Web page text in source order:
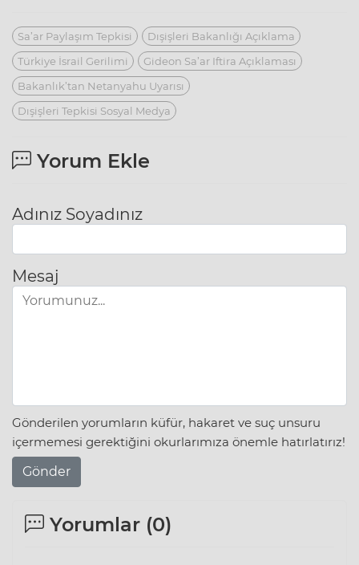
Sa’ar Paylaşım Tepkisi
Dışişleri Bakanlığı Açıklama
Türkiye İsrail Gerilimi
Gideon Sa’ar Iftira Açıklaması
Bakanlık’tan Netanyahu Uyarısı
Dışişleri Tepkisi Sosyal Medya
Yorum Ekle
Adınız Soyadınız
Mesaj
Gönderilen yorumların küfür, hakaret ve suç unsuru
içermemesi gerektiğini okurlarımıza önemle hatırlatırız!
Gönder
Yorumlar (0)